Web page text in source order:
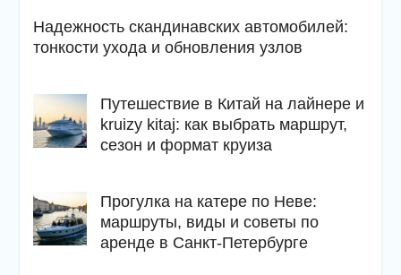
Надежность скандинавских автомобилей:
тонкости ухода и обновления узлов
Путешествие в Китай на лайнере и
kruizy kitaj: как выбрать маршрут,
сезон и формат круиза
Прогулка на катере по Неве:
маршруты, виды и советы по
аренде в Санкт-Петербурге